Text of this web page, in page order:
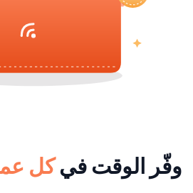
وفّر الوقت فيكل